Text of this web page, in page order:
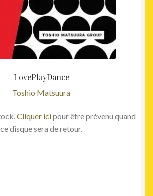
LovePlayDance
Toshio Matsuura
Cliquer icipour être prévenu quand
ce disque sera de retour.